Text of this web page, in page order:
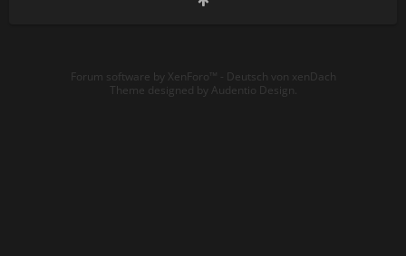
Forum software by XenForo™ - Deutsch von xenDach
Theme designed by Audentio Design.